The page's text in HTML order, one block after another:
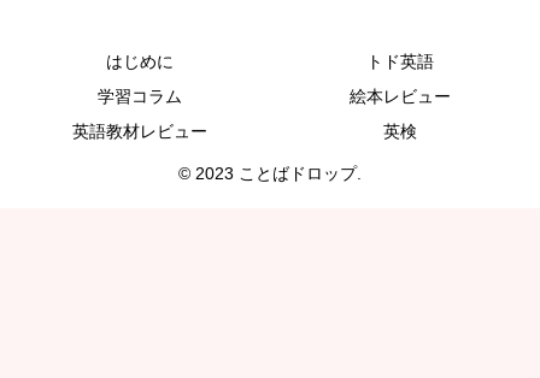
はじめに
トド英語
学習コラム
絵本レビュー
英語教材レビュー
英検
© 2023 ことばドロップ.